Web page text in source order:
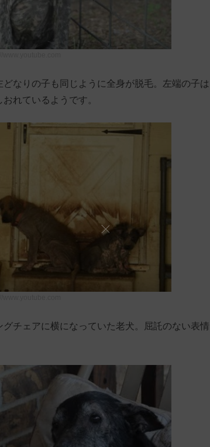
なりの子も同じように全身が脱毛。左端の子は
れているようです。
チェアに横になっていた老犬。屈託のない表情